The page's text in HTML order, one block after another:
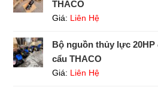
THACO
Giá: Liên Hệ
Bộ nguồn thủy lực
cẩu THACO
Giá: Liên Hệ